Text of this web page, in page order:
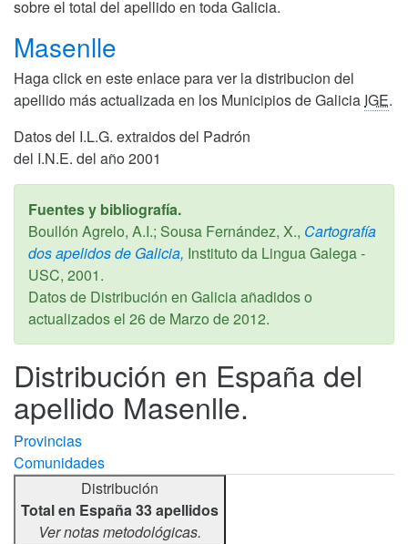
sobre el total del apellido en toda Galicia.
Masenlle
Haga click en este enlace para ver la distribucion del
apellido más actualizada en los Municipios de Galicia IGE.
Datos del I.L.G. extraidos del Padrón
del I.N.E. del año 2001
Fuentes y bibliografía.
Boullón Agrelo, A.I.; Sousa Fernández, X., Cartografía
dos apelidos de Galicia, Instituto da Lingua Galega -
USC, 2001.
Datos de Distribución en Galicia añadidos o
actualizados el 26 de Marzo de 2012.
Distribución en España del
apellido Masenlle.
Provincias
Comunidades
Distribución
Total en España 33 apellidos
Ver notas metodológicas.